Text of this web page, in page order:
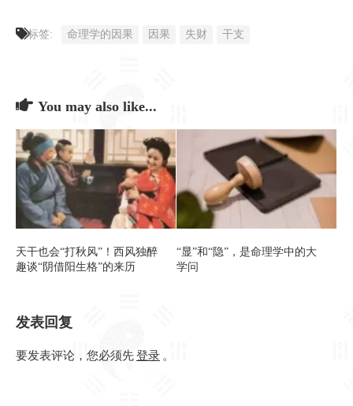
标签: 命理学的因果 因果 失财 干支
You may also like...
天干也会“打秋风”！西风独醉
趣谈“阴借阳生格”的来历
“显”和“隐”，是命理学中的大
学问
发表回复
要发表评论，您必须先登录 。